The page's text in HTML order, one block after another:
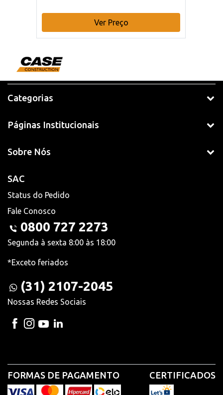
Ver Preço
Categorias
Páginas Institucionais
Sobre Nós
SAC
Status do Pedido
Fale Conosco
0800 727 2273
Segunda à sexta 8:00 às 18:00
*Exceto feriados
(31) 2107-2045
Nossas Redes Sociais
FORMAS DE PAGAMENTO CERTIFICADOS